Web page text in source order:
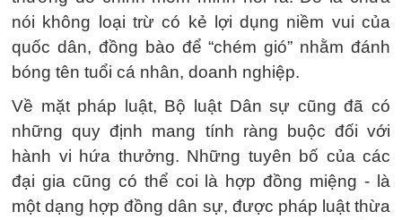
nói không loại trừ có kẻ lợi dụng niềm vui của
quốc dân, đồng bào để “chém gió” nhằm đánh
bóng tên tuổi cá nhân, doanh nghiệp.
Về mặt pháp luật, Bộ luật Dân sự cũng đã có
những quy định mang tính ràng buộc đối với
hành vi hứa thưởng. Những tuyên bố của các
đại gia cũng có thể coi là hợp đồng miệng - là
một dạng hợp đồng dân sự, được pháp luật thừa